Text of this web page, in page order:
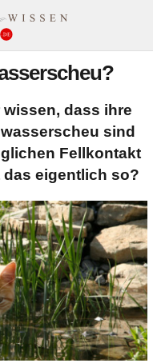
dass ihre
sind
Fellkontakt
eigentlich so?